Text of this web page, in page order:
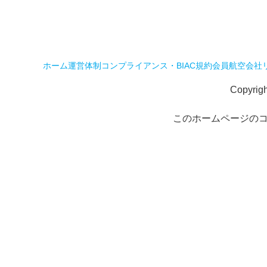
ホーム運営体制 コンプライアンス・BIAC規約会員航空会社
このホームページの